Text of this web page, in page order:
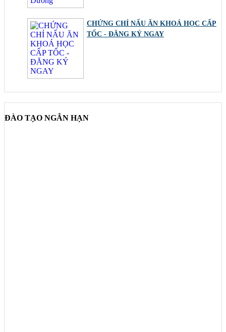
CHỨNG CHỈ NẤU ĂN KHOÁ HỌC CẤP
TỐC - ĐĂNG KÝ NGAY
ĐÀO TẠO NGẮN HẠN